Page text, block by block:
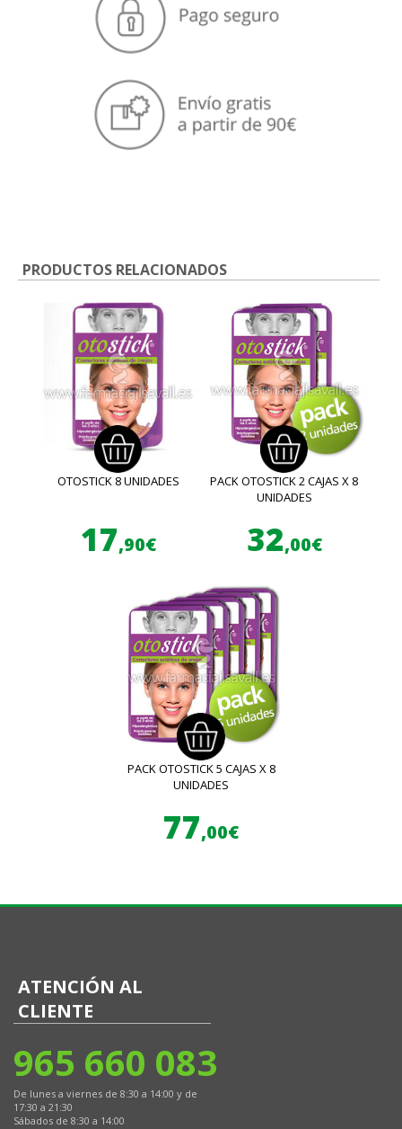
PRODUCTOS RELACIONADOS
OTOSTICK 8 UNIDADES
17,90€
PACK OTOSTICK 2 CAJAS X 8
UNIDADES
32,00€
PACK OTOSTICK 5 CAJAS X 8
UNIDADES
77,00€
ATENCIÓN AL
CLIENTE
965 660 083
De lunes a viernes de 8:30 a 14:00 y de
17:30 a 21:30
Sábados de 8:30 a 14:00